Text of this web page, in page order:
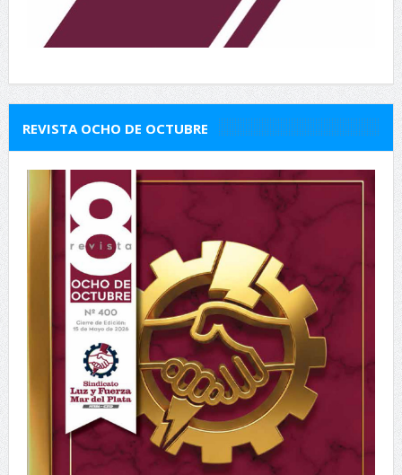
REVISTA OCHO DE OCTUBRE